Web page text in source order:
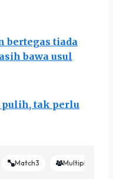
bertegas tiada
bawa usul
tak perlu